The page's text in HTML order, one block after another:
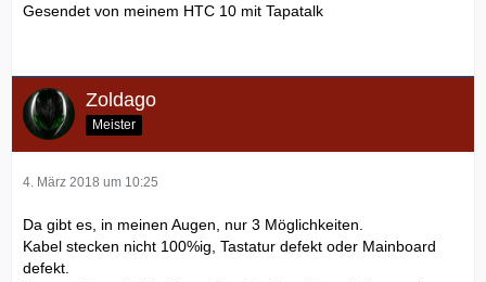
Gesendet von meinem HTC 10 mit Tapatalk
Zoldago
Meister
4. März 2018 um 10:25
Da gibt es, in meinen Augen, nur 3 Möglichkeiten.
Kabel stecken nicht 100%ig, Tastatur defekt oder Mainboard
defekt.